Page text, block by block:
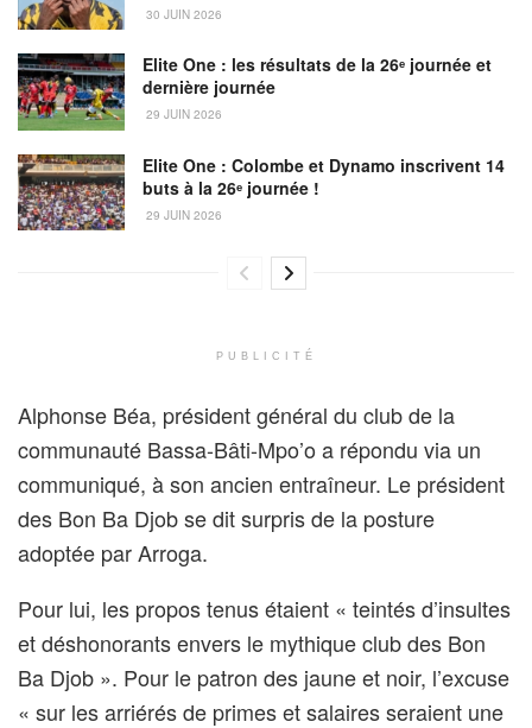
30 JUIN 2026
Elite One : les résultats de la 26ᵉ journée et
dernière journée
29 JUIN 2026
Elite One : Colombe et Dynamo inscrivent 14
buts à la 26ᵉ journée !
29 JUIN 2026
PUBLICITÉ
Alphonse Béa, président général du club de la
communauté Bassa-Bâti-Mpo’o a répondu via un
communiqué, à son ancien entraîneur. Le président
des Bon Ba Djob se dit surpris de la posture
adoptée par Arroga.
Pour lui, les propos tenus étaient « teintés d’insultes
et déshonorants envers le mythique club des Bon
Ba Djob ». Pour le patron des jaune et noir, l’excuse
« sur les arriérés de primes et salaires seraient une